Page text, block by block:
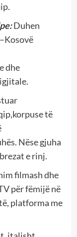
Duhen
dhe
të
Nëse gjuha
e rinj.
filmash dhe
për fëmijë në
platforma me